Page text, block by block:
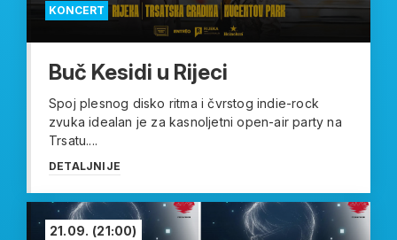
KONCERT
Buč Kesidi u Rijeci
Spoj plesnog disko ritma i čvrstog indie-rock
zvuka idealan je za kasnoljetni open-air party na
Trsatu....
DETALJNIJE
21.09. (21:00)